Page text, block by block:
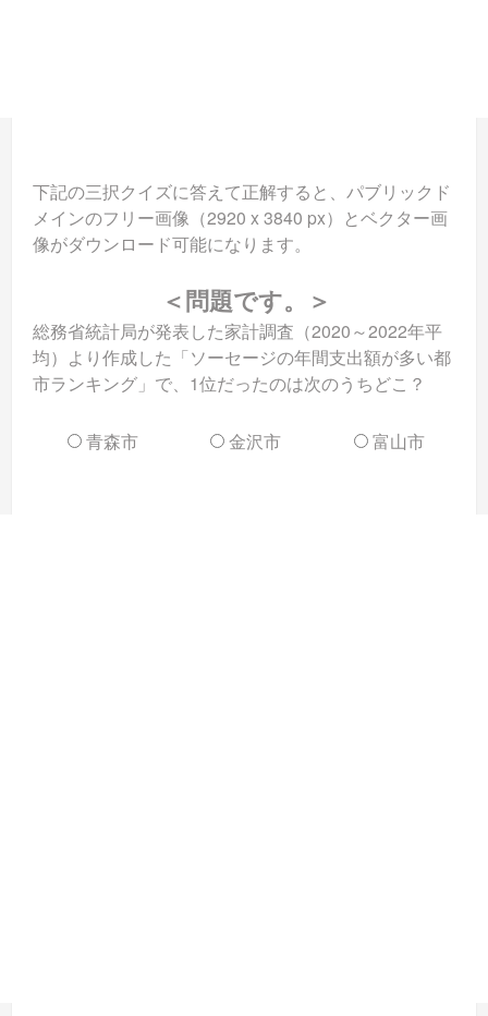
下記の三択クイズに答えて正解すると、パブリックド
メインのフリー画像（2920 x 3840 px）とベクター画
像がダウンロード可能になります。
＜問題です。＞
総務省統計局が発表した家計調査（2020～2022年平
均）より作成した「ソーセージの年間支出額が多い都
市ランキング」で、1位だったのは次のうちどこ？
青森市 金沢市 富山市